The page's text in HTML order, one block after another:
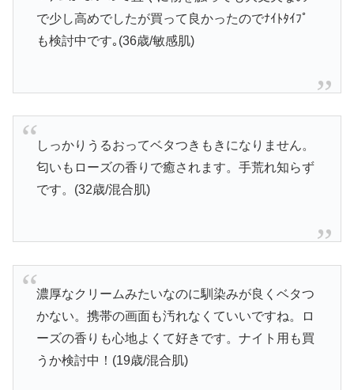
で少し高めでしたが買って良かったのでﾅｲﾄﾀｲﾌﾟ
も検討中です｡(36歳/敏感肌)
しっかりうるおってベタつきもきになりません。
匂いもローズの香りで癒されます。手荒れ知らず
です。(32歳/混合肌)
濃厚なクリームみたいなのに馴染みが良くベタつ
かない。携帯の画面も汚れなくていいですね。ロ
ーズの香りも心地よくて好きです。ナイト用も買
うか検討中！(19歳/混合肌)